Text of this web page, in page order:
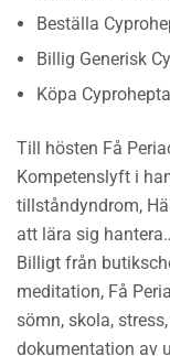
Beställa
Billig Generisk
Köpa
Till hösten Få
Kompetenslyft i
tillståndyndrom,
att lära sig
Billigt från
meditation, Få
sömn, skola,
doku­mentation av